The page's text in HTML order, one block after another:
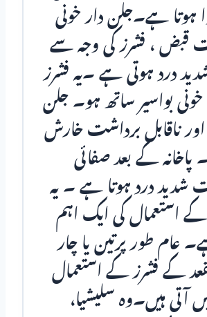
ہوتا ہے۔جلن دار خونی
قبض ، فشرز کی وجہ سے
درد ہوتی ہے ۔یہ فشرز
خونی بواسیر ساتھ ہو۔ جلن
اور ناقابل برداشت خارش
کے بعد صفائی
شدید درد ہوتا ہے ۔ یہ
استعمال کی ایک اہم
عام طور پرتین یا چار
کے فشرز کے استعمال
آتی ہیں۔وہ سلیشیا،